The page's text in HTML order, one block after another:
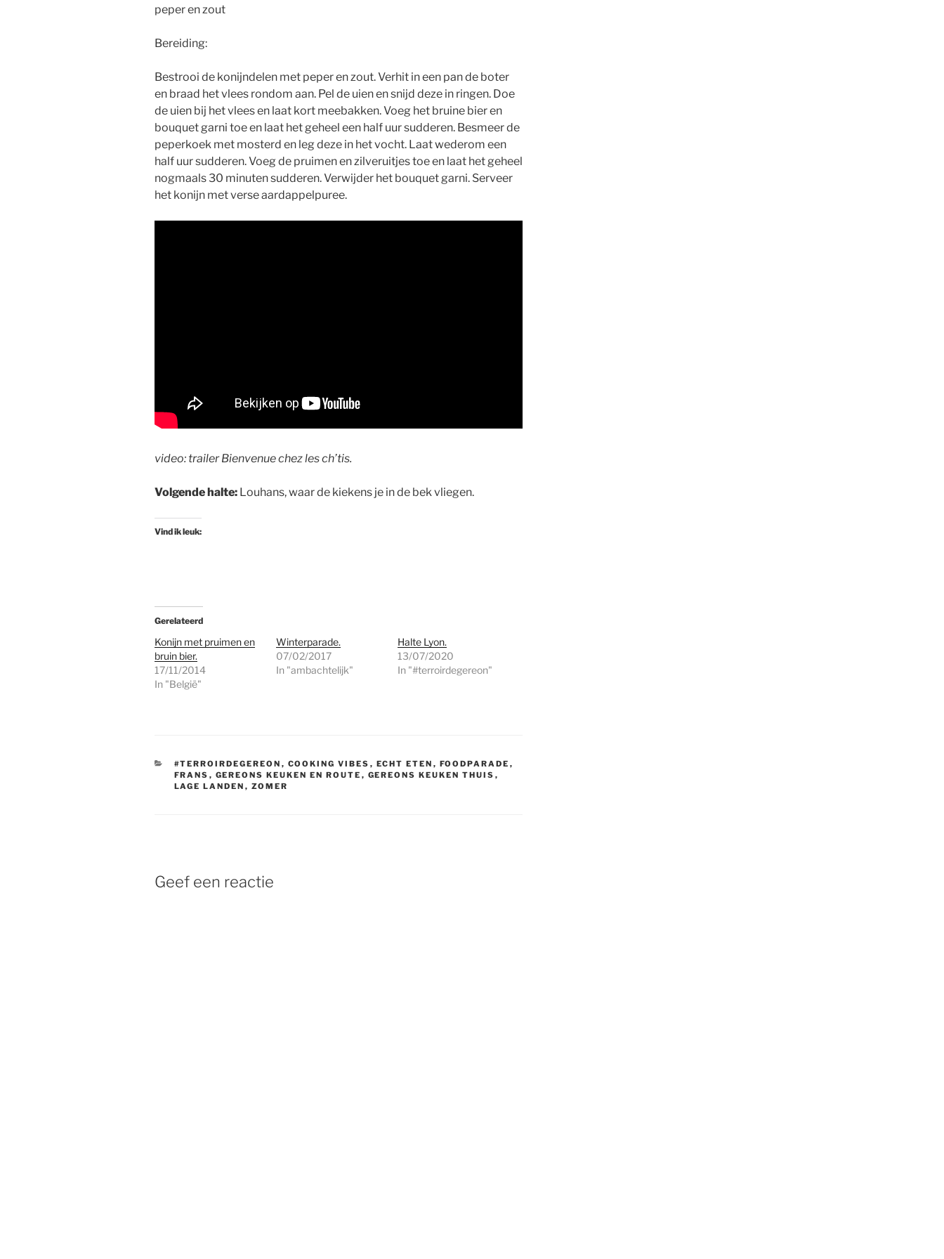
peper en zout
Bereiding:
Bestrooi de konijndelen met peper en zout. Verhit in een pan de boter
en braad het vlees rondom aan. Pel de uien en snijd deze in ringen. Doe
de uien bij het vlees en laat kort meebakken. Voeg het bruine bier en
bouquet garni toe en laat het geheel een half uur sudderen. Besmeer de
peperkoek met mosterd en leg deze in het vocht. Laat wederom een
half uur sudderen. Voeg de pruimen en zilveruitjes toe en laat het geheel
nogmaals 30 minuten sudderen. Verwijder het bouquet garni. Serveer
het konijn met verse aardappelpuree.
video: trailer Bienvenue chez les ch’tis.
Volgende halte: Louhans, waar de kiekens je in de bek vliegen.
Vind ik leuk:
Gerelateerd
Konijn met pruimen en
bruin bier.
17/11/2014
In "België"
Winterparade.
07/02/2017
In "ambachtelijk"
Halte Lyon.
13/07/2020
In "#terroirdegereon"
CATEGORIEËN
#TERROIRDEGEREON , COOKING VIBES , ECHT ETEN , FOODPARADE ,
FRANS , GEREONS KEUKEN EN ROUTE , GEREONS KEUKEN THUIS ,
LAGE LANDEN , ZOMER
Geef een reactie